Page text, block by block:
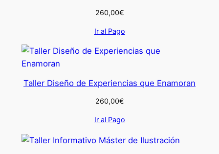
260,00€
Ir al Pago
Taller Diseño de Experiencias que Enamoran
260,00€
Ir al Pago